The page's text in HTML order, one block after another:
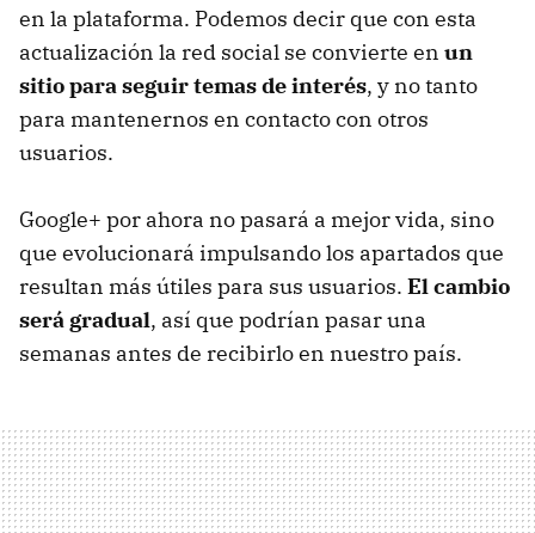
en la plataforma. Podemos decir que con esta
actualización la red social se convierte en un
sitio para seguir temas de interés, y no tanto
para mantenernos en contacto con otros
usuarios.
Google+ por ahora no pasará a mejor vida, sino
que evolucionará impulsando los apartados que
resultan más útiles para sus usuarios. El cambio
será gradual, así que podrían pasar una
semanas antes de recibirlo en nuestro país.